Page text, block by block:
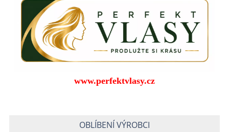
www.perfektvlasy.cz
OBLÍBENÍ VÝROBCI